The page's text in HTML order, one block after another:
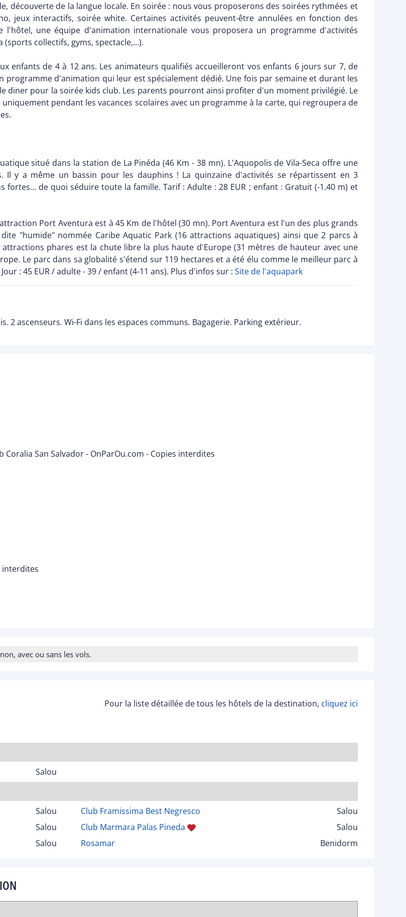
découverte de la langue locale. En soirée : nous vous proposerons des soirées rythmées et
jeux interactifs, soirée white. Certaines activités peuvent-être annulées en fonction des
l'hôtel, une équipe d'animation internationale vous proposera un programme d'activités
collectifs, gyms, spectacle,...).
enfants de 4 à 12 ans. Les animateurs qualifiés accueilleront vos enfants 6 jours sur 7, de
programme d'animation qui leur est spécialement dédié. Une fois par semaine et durant les
diner pour la soirée kids club. Les parents pourront ainsi profiter d'un moment privilégié. Le
pendant les vacances scolaires avec un programme à la carte, qui regroupera de
situé dans la station de La Pinéda (46 Km - 38 mn). L'Aquopolis de Vila-Seca offre une
Il y a même un bassin pour les dauphins ! La quinzaine d'activités se répartissent en 3
de quoi séduire toute la famille. Tarif : Adulte : 28 EUR ; enfant : Gratuit (-1.40 m) et
Port Aventura est à 45 Km de l'hôtel (30 mn). Port Aventura est l'un des plus grands
"humide" nommée Caribe Aquatic Park (16 attractions aquatiques) ainsi que 2 parcs à
phares est la chute libre la plus haute d'Europe (31 mètres de hauteur avec une
Le parc dans sa globalité s'étend sur 119 hectares et a été élu comme le meilleur parc à
: 45 EUR / adulte - 39 / enfant (4-11 ans). Plus d'infos sur : Site de l'aquapark
ascenseurs. Wi-Fi dans les espaces communs. Bagagerie. Parking extérieur.
Coralia San Salvador - OnParOu.com - Copies interdites
interdites
avec ou sans les vols.
Pour la liste détaillée de tous les hôtels de la destination, cliquez ici
Salou
Salou Club Framissima Best Negresco
Salou
Salou Club Marmara Palas Pineda
Salou
Salou Rosamar Benidorm